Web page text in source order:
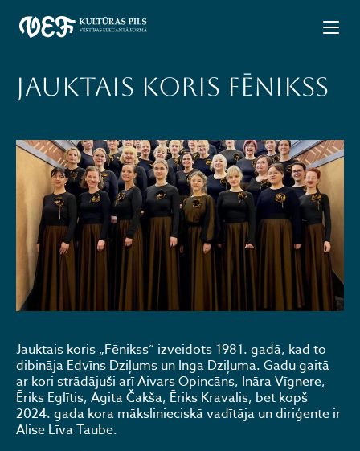
Jauktais koris FĒNIKSS
Jauktais koris „Fēnikss” izveidots 1981. gadā, kad to
dibināja Edvīns Dziļums un Inga Dziļuma. Gadu gaitā
ar kori strādājuši arī Aivars Opincāns, Ināra Vīgnere,
Ēriks Eglītis, Agita Čakša, Ēriks Kravalis, bet kopš
2024. gada kora mākslinieciskā vadītāja un diriģente ir
Alise Līva Taube.